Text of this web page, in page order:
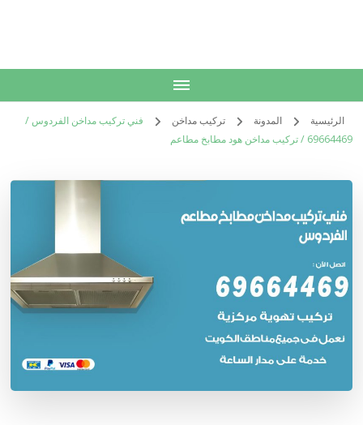
الرئيسية المدونة تركيب مداخن
فني تركيب مداخن الفردوس /
69664469 / تركيب مداخن هود مطابخ مطاعم